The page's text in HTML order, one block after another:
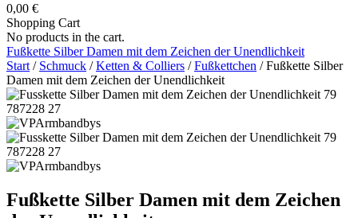
0,00 €
Shopping Cart
No products in the cart.
Fußkette Silber Damen mit dem Zeichen der Unendlichkeit
Start / Schmuck /Ketten & Colliers /Fußkettchen / Fußkette Silber
Damen mit dem Zeichen der Unendlichkeit
Fußkette Silber Damen mit dem Zeichen